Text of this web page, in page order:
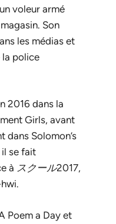
voleur armé
Son
les médias et
la police
2016 dans la
Girls, avant
dans Solomon’s
il se fait
à スクール2017,
Poem a Dayet